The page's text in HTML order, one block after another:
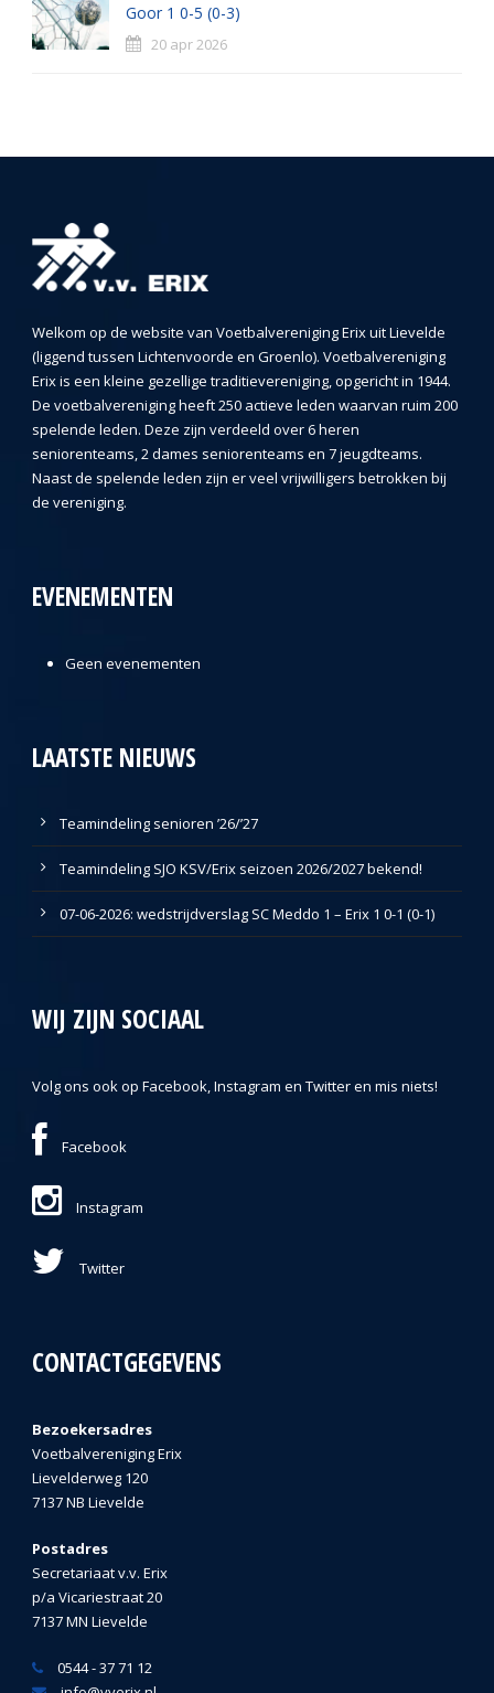
Goor 1 0-5 (0-3)
20 apr 2026
Welkom op de website van Voetbalvereniging Erix uit Lievelde
(liggend tussen Lichtenvoorde en Groenlo). Voetbalvereniging
Erix is een kleine gezellige traditievereniging, opgericht in 1944.
De voetbalvereniging heeft 250 actieve leden waarvan ruim 200
spelende leden. Deze zijn verdeeld over 6 heren
seniorenteams, 2 dames seniorenteams en 7 jeugdteams.
Naast de spelende leden zijn er veel vrijwilligers betrokken bij
de vereniging.
EVENEMENTEN
Geen evenementen
LAATSTE NIEUWS
Teamindeling senioren ’26/’27
Teamindeling SJO KSV/Erix seizoen 2026/2027 bekend!
07-06-2026: wedstrijdverslag SC Meddo 1 – Erix 1 0-1 (0-1)
WIJ ZIJN SOCIAAL
Volg ons ook op Facebook, Instagram en Twitter en mis niets!
Facebook
Instagram
Twitter
CONTACTGEGEVENS
Bezoekersadres
Voetbalvereniging Erix
Lievelderweg 120
7137 NB Lievelde
Postadres
Secretariaat v.v. Erix
p/a Vicariestraat 20
7137 MN Lievelde
0544 - 37 71 12